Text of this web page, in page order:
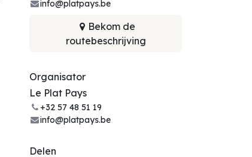
info@platpays.be
Bekom de
routebeschrijving
Organisator
Le Plat Pays
+32 57 48 51 19
info@platpays.be
Delen